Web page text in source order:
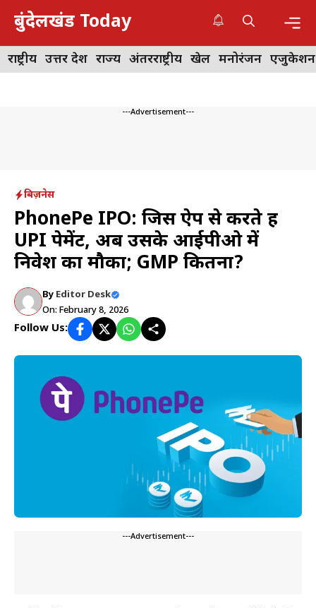
Skip
content
बुंदेलखंड Today
राष्ट्रीय उत्तर प्रदेश राज्य अंतरराष्ट्रीय खेल मनोरंजन एजुकेशन
---Advertisement---
बिज़नेस
PhonePe IPO: जिस ऐप से करते हैं
UPI पेमेंट, अब उसके आईपीओ में
निवेश का मौका; GMP कितना?
By Editor Desk
On: February 8, 2026
Follow Us:
---Advertisement---